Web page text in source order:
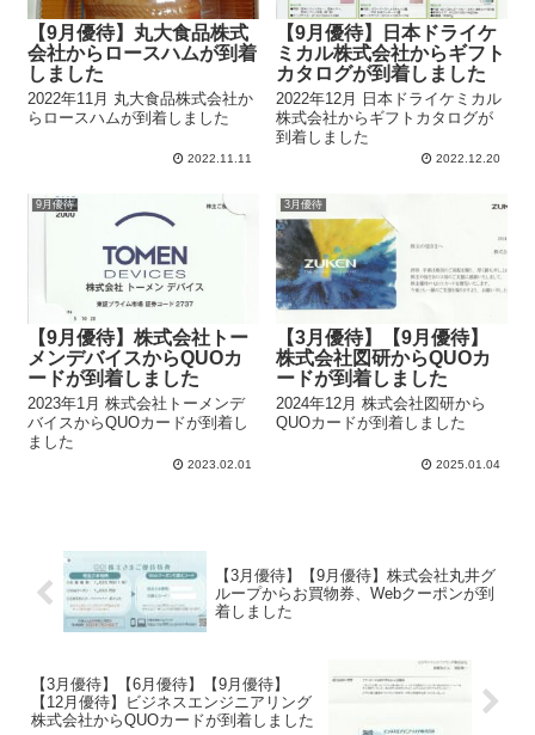
【9月優待】丸大食品株式
会社からロースハムが到着
しました
2022年11月 丸大食品株式会社か
らロースハムが到着しました
2022.11.11
【9月優待】日本ドライケ
ミカル株式会社からギフト
カタログが到着しました
2022年12月 日本ドライケミカル
株式会社からギフトカタログが
到着しました
2022.12.20
9月優待
【9月優待】株式会社トー
メンデバイスからQUOカ
ードが到着しました
2023年1月 株式会社トーメンデ
バイスからQUOカードが到着し
ました
2023.02.01
3月優待
【3月優待】【9月優待】
株式会社図研からQUOカ
ードが到着しました
2024年12月 株式会社図研から
QUOカードが到着しました
2025.01.04
【3月優待】【9月優待】株式会社丸井グ
ループからお買物券、Webクーポンが到
着しました
【3月優待】【6月優待】【9月優待】
【12月優待】ビジネスエンジニアリング
株式会社からQUOカードが到着しました